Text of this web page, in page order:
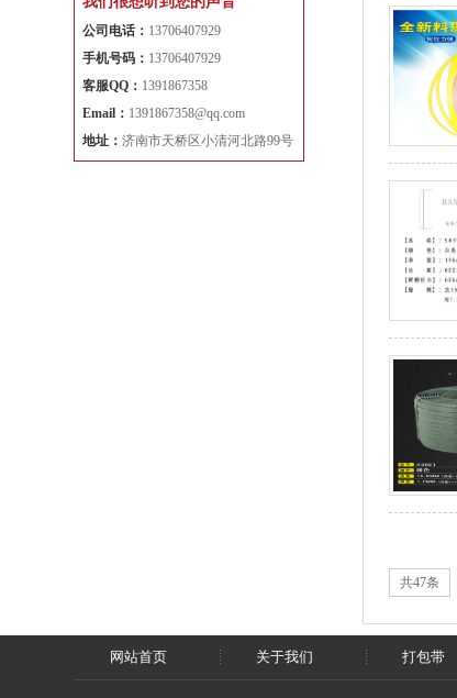
共47条
公司电话： 13706407929
手机号码： 13706407929
客服QQ： 1391867358
Email： 1391867358@qq.com
地址： 济南市天桥区小清河北路99号
网站首页 关于我们 打包带